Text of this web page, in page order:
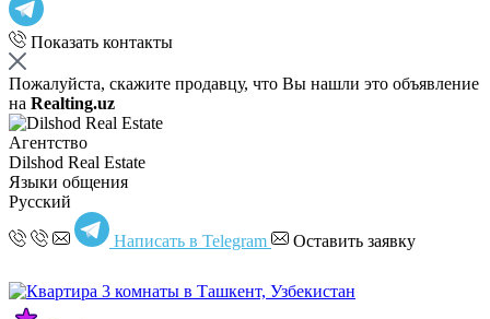
Показать контакты
Пожалуйста, скажите продавцу, что Вы нашли это объявление
на Realting.uz
Агентство
Dilshod Real Estate
Языки общения
Русский
Написать в Telegram Оставить заявку